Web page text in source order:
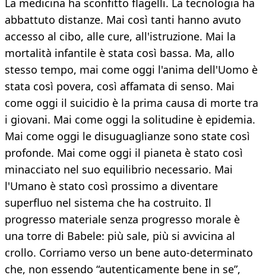
La medicina ha sconfitto flagelli. La tecnologia ha
abbattuto distanze. Mai così tanti hanno avuto
accesso al cibo, alle cure, all'istruzione. Mai la
mortalità infantile è stata così bassa. Ma, allo
stesso tempo, mai come oggi l'anima dell'Uomo è
stata così povera, così affamata di senso. Mai
come oggi il suicidio è la prima causa di morte tra
i giovani. Mai come oggi la solitudine è epidemia.
Mai come oggi le disuguaglianze sono state così
profonde. Mai come oggi il pianeta è stato così
minacciato nel suo equilibrio necessario. Mai
l'Umano è stato così prossimo a diventare
superfluo nel sistema che ha costruito. Il
progresso materiale senza progresso morale è
una torre di Babele: più sale, più si avvicina al
crollo. Corriamo verso un bene auto-determinato
che, non essendo “autenticamente bene in se”,